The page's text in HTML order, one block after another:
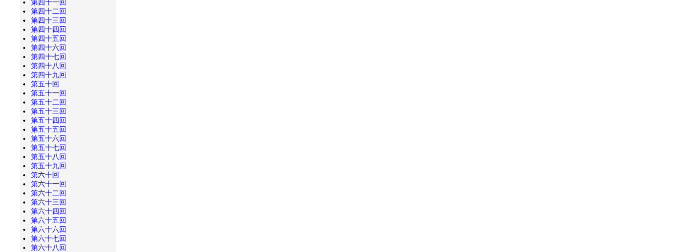
第四十一回
第四十二回
第四十三回
第四十四回
第四十五回
第四十六回
第四十七回
第四十八回
第四十九回
第五十回
第五十一回
第五十二回
第五十三回
第五十四回
第五十五回
第五十六回
第五十七回
第五十八回
第五十九回
第六十回
第六十一回
第六十二回
第六十三回
第六十四回
第六十五回
第六十六回
第六十七回
第六十八回